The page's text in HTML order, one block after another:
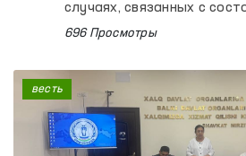
случаях, связанных с
лиц, содержащихся в
исполнения наказаний
также запросом об
данного факта,
696 Просмотры
весть